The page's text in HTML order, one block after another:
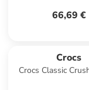
66,69 €
Crocs
Crocs Classic